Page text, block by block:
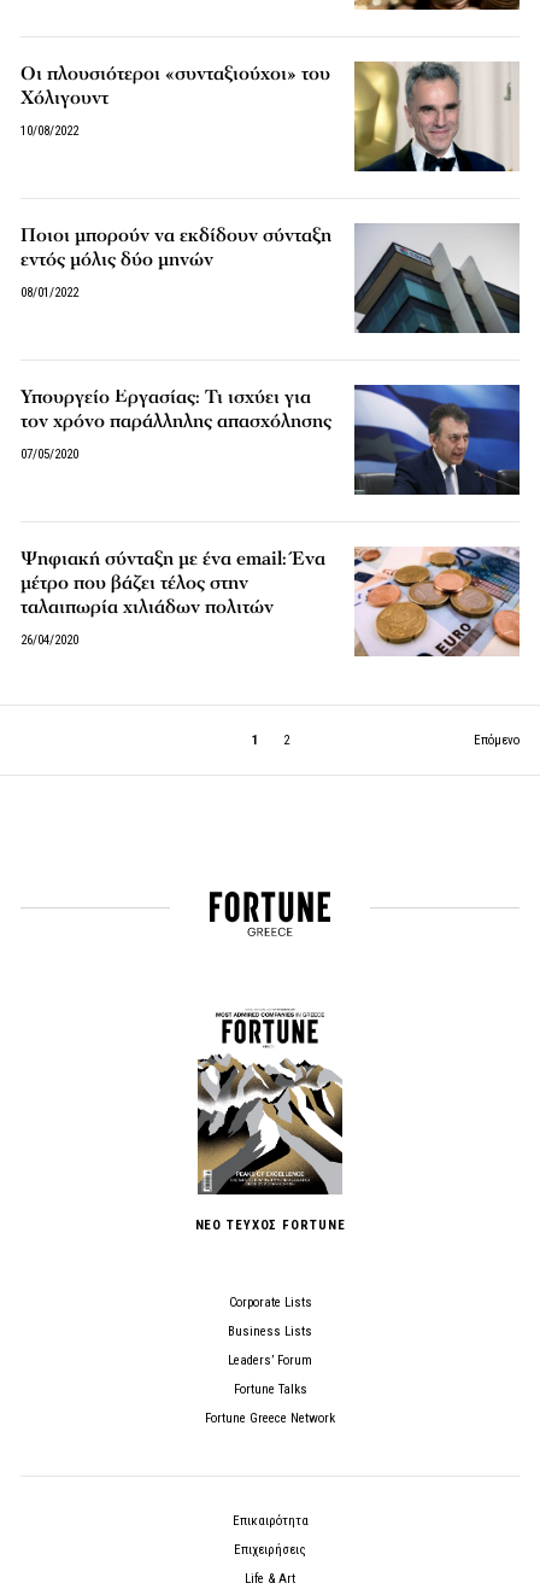
Οι πλουσιότεροι «συνταξιούχοι» του
Χόλιγουντ
10/08/2022
Ποιοι μπορούν να εκδίδουν σύνταξη
εντός μόλις δύο μηνών
08/01/2022
Υπουργείο Εργασίας: Τι ισχύει για
τον χρόνο παράλληλης απασχόλησης
07/05/2020
Ψηφιακή σύνταξη με ένα email: Ένα
μέτρο που βάζει τέλος στην
ταλαιπωρία χιλιάδων πολιτών
26/04/2020
1 2 Επόμενο
ΝΕΟ ΤΕΥΧΟΣ FORTUNE
Corporate Lists
Business Lists
Leaders’ Forum
Fortune Talks
Fortune Greece Network
Επικαιρότητα
Επιχειρήσεις
Life & Art